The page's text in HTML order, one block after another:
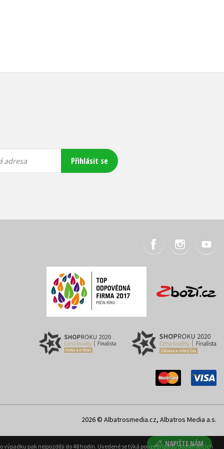
NAPIŠTE NÁM
adresa Přihlásit se
2026 © Albatrosmedia.cz, Albatros Media a.s.
pak nejpozději do 48 hodin. Uvedené se týká pouze případů podléhajících